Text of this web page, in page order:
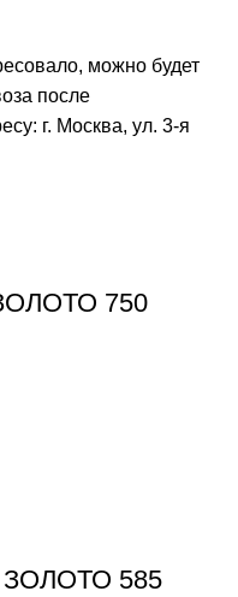
можно будет
после
г. Москва, ул. 3-я
750
585